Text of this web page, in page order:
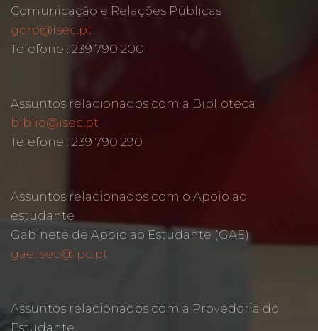
Comunicação e Relações Públicas
gcrp@isec.pt
Telefone : 239 790 200
Assuntos relacionados com a Biblioteca
biblio@isec.pt
Telefone : 239 790 290
Assuntos relacionados com o Apoio ao
estudante
Gabinete de Apoio ao Estudante (GAE)
gae.isec@ipc.pt
Assuntos relacionados com a Provedoria do
Estudante